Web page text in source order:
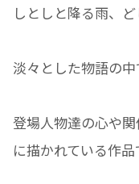
しとしと降る雨、
淡々とした物語の中
登場人物達の心や
に描かれている作品